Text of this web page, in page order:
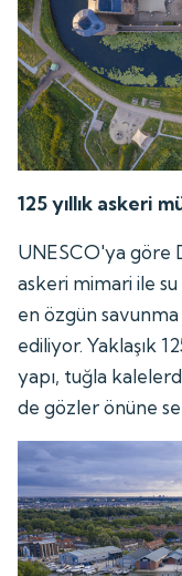
125 yıllık askeri
UNESCO'ya göre
askeri mimari ile
en özgün
ediliyor. Yaklaşık
yapı, tuğla
de gözler önüne